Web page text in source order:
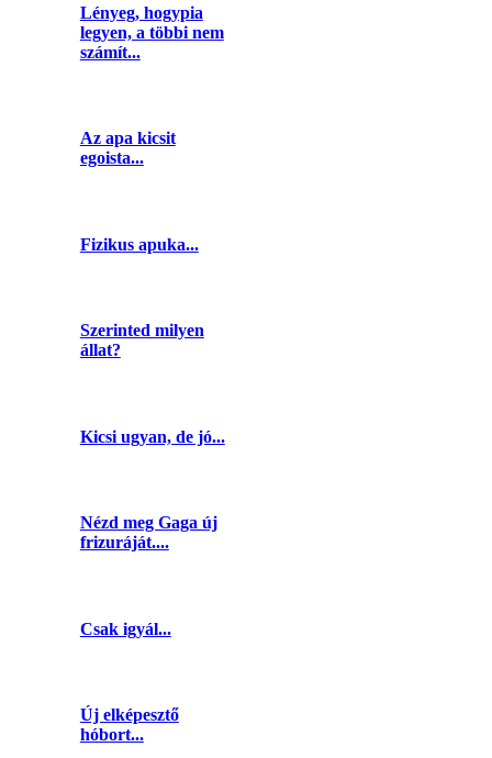
Lényeg, hogypia
legyen, a többi nem
számít...
Az apa kicsit
egoista...
Fizikus apuka...
Szerinted milyen
állat?
Kicsi ugyan, de jó...
Nézd meg Gaga új
frizuráját....
Csak igyál...
Új elképesztő
hóbort...